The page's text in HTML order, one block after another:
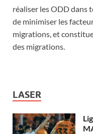
réaliser les ODD dans
de minimiser les
migrations, et
des migrations.
LASER